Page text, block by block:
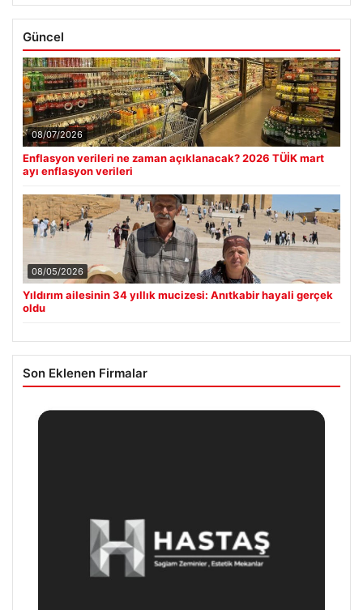
Güncel
08/07/2026
Enflasyon verileri ne zaman açıklanacak? 2026 TÜİK mart
ayı enflasyon verileri
08/05/2026
Yıldırım ailesinin 34 yıllık mucizesi: Anıtkabir hayali gerçek
oldu
Son Eklenen Firmalar